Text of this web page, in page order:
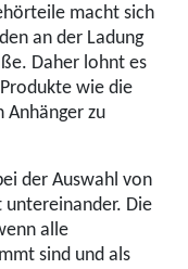
macht sich
an der Ladung
Daher lohnt es
wie die
Anhänger zu
der Auswahl von
Die
alle
sind und als